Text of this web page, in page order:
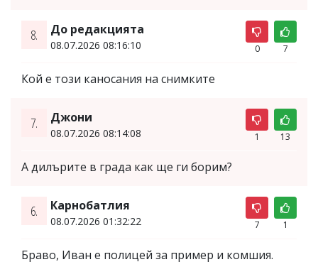
8. До редакцията
08.07.2026 08:16:10 0 7
Кой е този каносания на снимките
7. Джони
08.07.2026 08:14:08 1 13
А дилърите в града как ще ги борим?
6. Карнобатлия
08.07.2026 01:32:22 7 1
Браво, Иван е полицей за пример и комшия.